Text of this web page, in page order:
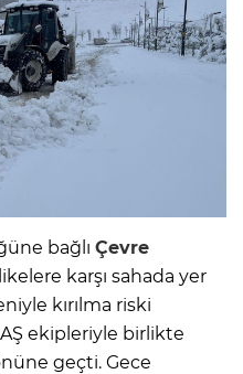
bağlı Çevre
karşı sahada yer
kırılma riski
ekipleriyle birlikte
geçti. Gece